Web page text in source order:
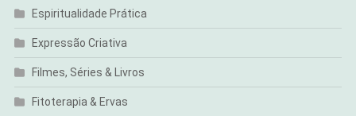
Espiritualidade Prática
Expressão Criativa
Filmes, Séries & Livros
Fitoterapia & Ervas